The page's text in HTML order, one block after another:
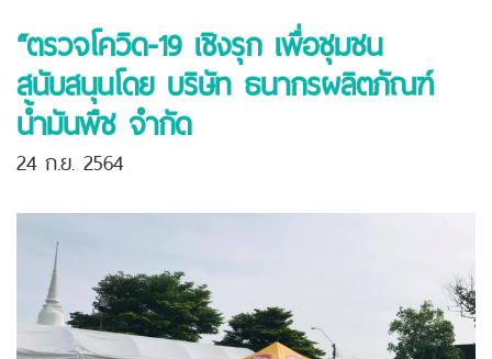
“ตรวจโควิด-19 เชิงรุก เพื่อชุมชน
สนับสนุนโดย บริษัท ธนากรผลิตภัณฑ์
น้ำมันพืช จำกัด
24 ก.ย. 2564